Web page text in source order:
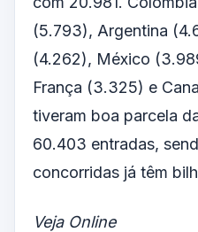
(5.793), Argentina
(4.262), México
França (3.325) e
tiveram boa parcela
60.403 entradas,
concorridas já têm
Veja Online